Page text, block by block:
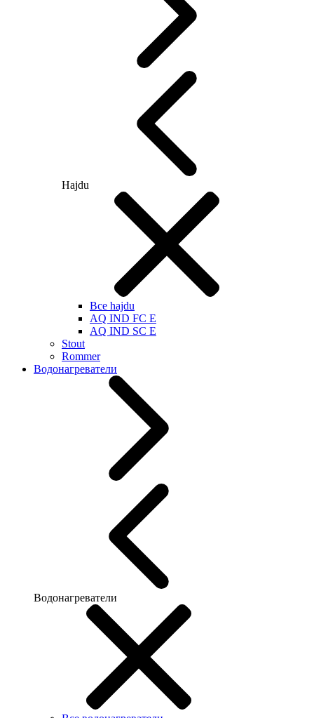
Hajdu
Все hajdu
AQ IND FC E
AQ IND SC E
Stout
Rommer
Водонагреватели
Водонагреватели